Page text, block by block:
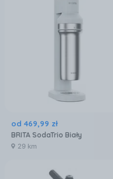
od 469,99 zł
BRITA SodaTrio Biały
29 km